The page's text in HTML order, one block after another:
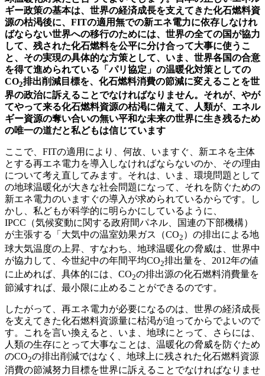
ギー政策の基本は、世界の経済成長を支えてきた化石燃料資
源の枯渇後に、FITの適用無での新エネ電力に依存しなけれ
ばならない世界への移行のためには、世界の全ての国が協力
して、残された化石燃料を公平に分け合って大事に使うこ
と、その実現の具体的な方策として、いま、世界各国の合意
を得て進められている「パリ協定」の温暖化対策としての
CO2排出削減目標を、化石燃料消費の節減に変えることを世
界の政治に訴えることでなければなりません。それが、やが
てやって来る化石燃料資源の枯渇に備えて、人類が、エネル
ギー資源の奪い合いの無い平和な未来の世界に生き残るため
の唯一の道だと私どもは信じています
ここで、FITの適用により、何故、いますぐ、新エネを主体
とする再エネ電力を導入しなければならないのか、その理由
について考え直してみます。それは、いま、環境問題として
の地球温暖化が大きな社会問題になって、それを防ぐための
新エネ電力のいますぐの導入が求められているからです。し
かし、私どもが科学的に明らかにしているように、
IPCC（気候変動に関する政府間パネル、国連の下部機構）
が主張する「大気中の温室効果ガス（CO2 ）の排出による地
球大気温度の上昇、すなわち、地球温暖化の脅威は、世界中
が協力して、今世紀中の年間平均CO2排出量を、2012年の値
に止めれば、具体的には、CO2の排出源の化石燃料消費量を
節減すれば、最小限に止めることができるのです。
したがって、再エネ電力が必要になるのは、世界の経済成長
を支えてきた化石燃料資源量に枯渇が迫ってからでよいので
す。これを言い換えると、いま、地球にとって、さらには、
人類の生存にとって大事なことは、温暖化の脅威を防ぐため
のCO2の排出削減ではなく、地球上に残された化石燃料資源
消費の節減努力目標を世界に訴えることでなければなりませ